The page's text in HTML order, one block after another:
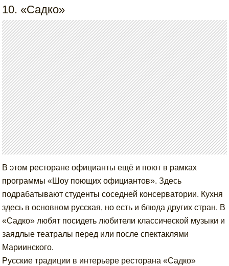
10. «Садко»
В этом ресторане официанты ещё и поют в рамках
программы «Шоу поющих официантов». Здесь
подрабатывают студенты соседней консерватории. Кухня
здесь в основном русская, но есть и блюда других стран. В
«Садко» любят посидеть любители классической музыки и
заядлые театралы перед или после спектаклями
Мариинского.
Русские традиции в интерьере ресторана «Садко»